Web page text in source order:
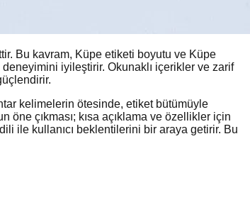
Bu kavram, Küpe etiketi boyutu ve Küpe
iyileştirir. Okunaklı içerikler ve zarif
kelimelerin ötesinde, etiket bütümüyle
çıkması; kısa açıklama ve özellikler için
ile kullanıcı beklentilerini bir araya getirir. Bu